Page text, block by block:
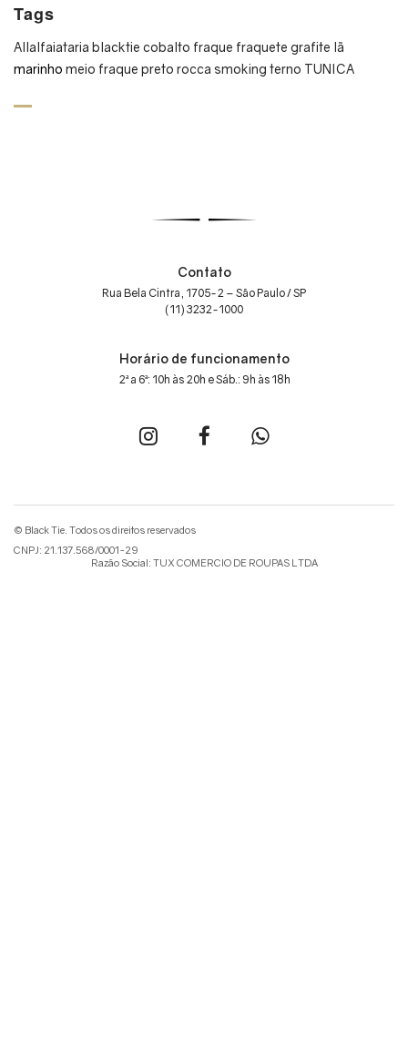
Tags
Allalfaiataria blacktie cobalto fraque fraquete grafite lã
marinho meio fraque preto rocca smoking terno TUNICA
Contato
Rua Bela Cintra, 1705-2 – São Paulo / SP
(11) 3232-1000
Horário de funcionamento
2ª a 6ª: 10h às 20h e Sáb.: 9h às 18h
© Black Tie. Todos os direitos reservados
CNPJ: 21.137.568/0001-29
Razão Social: TUX COMERCIO DE ROUPAS LTDA